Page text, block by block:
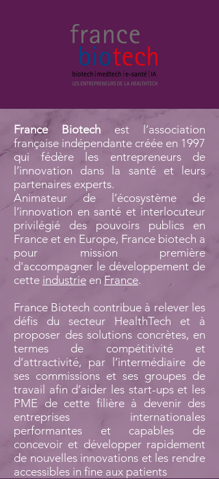
France Biotech est l’association
française indépendante créée en 1997
qui fédère les entrepreneurs de
l’innovation dans la santé et leurs
partenaires experts.
Animateur de l’écosystème de
l’innovation en santé et interlocuteur
privilégié des pouvoirs publics en
France et en Europe, France biotech a
pour mission première
d'accompagner le développement de
cette industrie en France.
France Biotech contribue à relever les
défis du secteur HealthTech et à
proposer des solutions concrètes, en
termes de compétitivité et
d’attractivité, par l’intermédiaire de
ses commissions et ses groupes de
travail afin d’aider les start-ups et les
PME de cette filière à devenir des
entreprises internationales
performantes et capables de
concevoir et développer rapidement
de nouvelles innovations et les rendre
accessibles in fine aux patients